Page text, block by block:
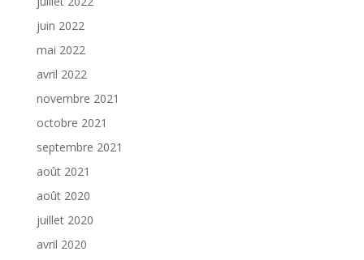
juin 2022
mai 2022
avril 2022
novembre 2021
octobre 2021
septembre 2021
août 2021
août 2020
juillet 2020
avril 2020